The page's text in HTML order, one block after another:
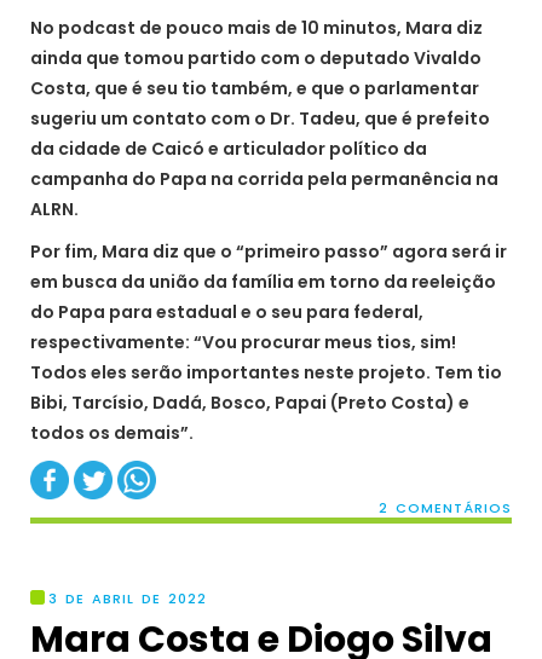
No podcast de pouco mais de 10 minutos, Mara diz
ainda que tomou partido com o deputado Vivaldo
Costa, que é seu tio também, e que o parlamentar
sugeriu um contato com o Dr. Tadeu, que é prefeito
da cidade de Caicó e articulador político da
campanha do Papa na corrida pela permanência na
ALRN.
Por fim, Mara diz que o “primeiro passo” agora será ir
em busca da união da família em torno da reeleição
do Papa para estadual e o seu para federal,
respectivamente: “Vou procurar meus tios, sim!
Todos eles serão importantes neste projeto. Tem tio
Bibi, Tarcísio, Dadá, Bosco, Papai (Preto Costa) e
todos os demais”.
2 COMENTÁRIOS
3 DE ABRIL DE 2022
Mara Costa e Diogo Silva